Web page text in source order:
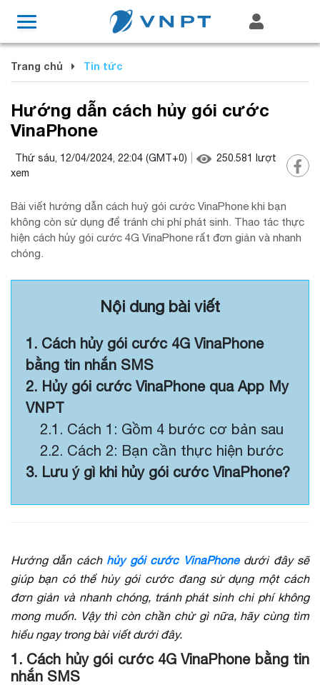
Trang chủ Tin tức
Hướng dẫn cách hủy gói cước
VinaPhone
Thứ sáu, 12/04/2024, 22:04 (GMT+0) 250.581
lượt
xem
Bài viết hướng dẫn cách huỷ gói cước VinaPhone khi bạn
không còn sử dụng để tránh chi phí phát sinh. Thao tác thực
hiện cách hủy gói cước 4G VinaPhone rất đơn giản và nhanh
chóng.
Nội dung bài viết
1. Cách hủy gói cước 4G VinaPhone
bằng tin nhắn SMS
2. Hủy gói cước VinaPhone qua App My
VNPT
2.1. Cách 1: Gồm 4 bước cơ bản sau
2.2. Cách 2: Bạn cần thực hiện bước
3. Lưu ý gì khi hủy gói cước VinaPhone?
Hướng dẫn cách hủy gói cước VinaPhonedưới đây sẽ
giúp bạn có thể hủy gói cước đang sử dụng một cách
đơn giản và nhanh chóng, tránh phát sinh chi phí không
mong muốn. Vậy thì còn chần chừ gì nữa, hãy cùng tìm
hiểu ngay trong bài viết dưới đây.
1. Cách hủy gói cước 4G VinaPhone bằng tin
nhắn SMS